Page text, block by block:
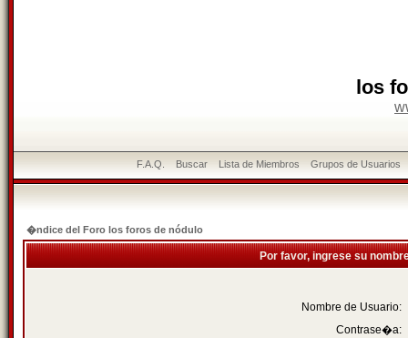
los
F.A.Q. Buscar Lista de Miembros Grupos de Usuarios
�ndice del Foro los foros de nódulo
Por favor, ingrese su
Nombre de Usuario:
Contrase�a: